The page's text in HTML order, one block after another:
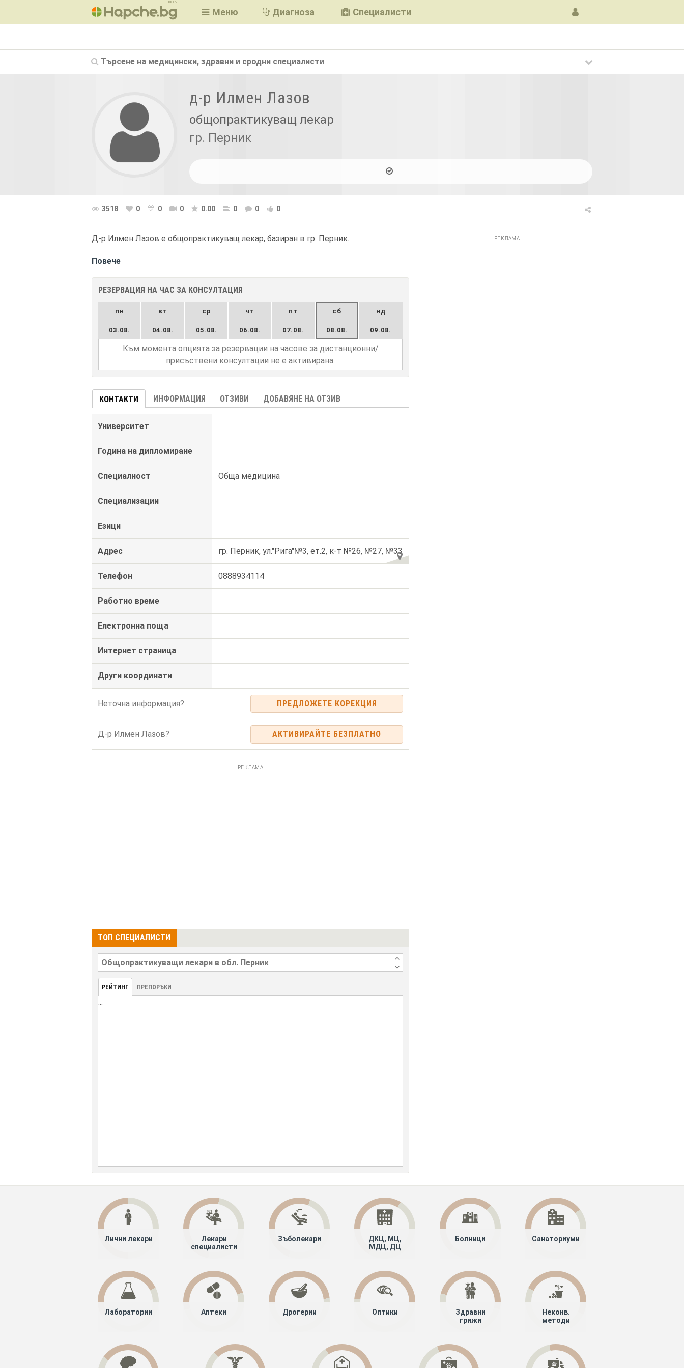
BETA
Меню Диагноза Специалисти
Търсене на медицински, здравни и сродни специалисти
д-р Илмен Лазов
общопрактикуващ лекар
гр. Перник
3518 0 0 0 0.00 0 0 0
Д-р Илмен Лазов е общопрактикуващ лекар, базиран в гр. Перник.
Повече
РЕЗЕРВАЦИЯ НА ЧАС ЗА КОНСУЛТАЦИЯ
пн
03.08.
вт
04.08.
ср
05.08.
чт
06.08.
пт
07.08.
сб
08.08.
нд
09.08.
Към момента опцията за резервации на часове за дистанционни/
присъствени консултации не е активирана.
КОНТАКТИ ИНФОРМАЦИЯ ОТЗИВИ ДОБАВЯНЕ НА ОТЗИВ
Университет
Година на дипломиране
Специалност Обща медицина
Специализации
Езици
Адрес гр. Перник, ул."Рига"№3, ет.2, к-т №26, №27, №33
Телефон 0888934114
Работно време
Електронна поща
Интернет страница
Други координати
Неточна информация? ПРЕДЛОЖЕТЕ КОРЕКЦИЯ
Д-р Илмен Лазов? АКТИВИРАЙТЕ БЕЗПЛАТНО
РЕКЛАМА
ТОП СПЕЦИАЛИСТИ
РЕЙТИНГ ПРЕПОРЪКИ
...
РЕКЛАМА
Лични лекари
Лекари
специалисти
Зъболекари
ДКЦ, МЦ,
МДЦ, ДЦ
Болници Санаториуми
Лаборатории Аптеки Дрогерии Оптики
Здравни
грижи
Неконв.
методи